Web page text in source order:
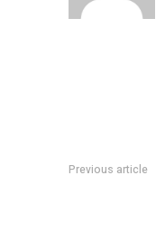
Previous article